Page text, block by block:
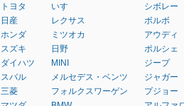
トヨタ
日産
ホンダ
スズキ
ダイハツ
スバル
三菱
いすゞ
レクサス
ミツオカ
日野
MINI
メルセデス・ベンツ
フォルクスワーゲン
シボレー
ボルボ
アウディ
ポルシェ
ジープ
ジャガー
プジョー